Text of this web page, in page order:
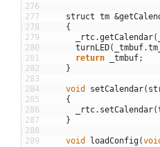
276
277
278
279
280
281
282
283
284
285
286
287
288
289
struct tm &
{
_rtc.getCalendar(
turnLED( _tmbuf.
return
_tmbuf;
}
void setCalendar(
{
_rtc. setCalendar(
}
void loadConfig(